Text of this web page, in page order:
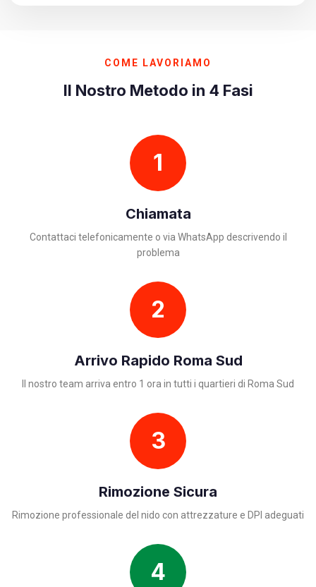
COME LAVORIAMO
Il Nostro Metodo in 4 Fasi
1
Chiamata
Contattaci telefonicamente o via WhatsApp descrivendo il
problema
2
Arrivo Rapido Roma Sud
Il nostro team arriva entro 1 ora in tutti i quartieri di Roma Sud
3
Rimozione Sicura
Rimozione professionale del nido con attrezzature e DPI adeguati
4